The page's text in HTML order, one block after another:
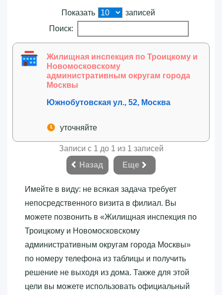
Показать
записей
Поиск:
Жилищная инспекция по Троицкому и
Новомосковскому
административным округам города
Москвы
Южнобутовская ул., 52, Москва
уточняйте
Записи с 1 до 1 из 1 записей
Назад
Еще
Имейте в виду: не всякая задача требует
непосредственного визита в филиал. Вы
можете позвонить в «‎Жилищная инспекция по
Троицкому и Новомосковскому
административным округам города Москвы»‎
по номеру телефона из таблицы и получить
решение не выходя из дома. Также для этой
цели вы можете использовать официальный